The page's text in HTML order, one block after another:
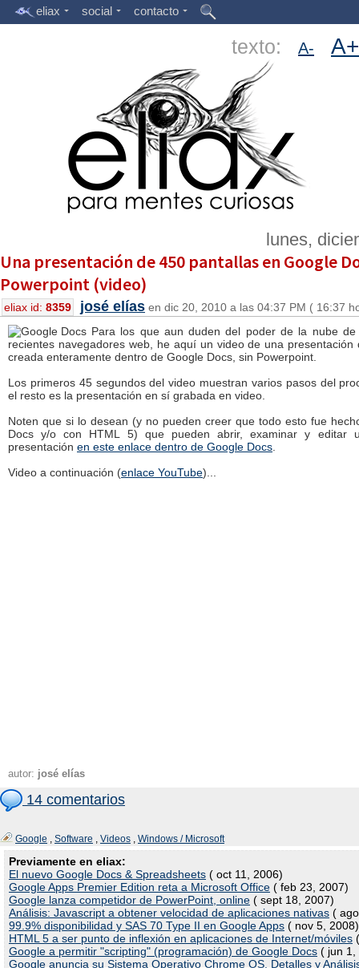
eliax social contacto
texto: A- A+
lunes,
Una presentación de 450 pantallas en Google
Powerpoint (video)
eliax id: 8359 josé elías en dic 20, 2010 a las 04:37 PM ( 16:37
Para los que aun duden del poder de la nube
recientes navegadores web, he aquí un video de una presentación
creada enteramente dentro de Google Docs, sin Powerpoint.
Los primeros 45 segundos del video muestran varios pasos del
el resto es la presentación en sí grabada en video.
Noten que si lo desean (y no pueden creer que todo esto fue
Docs y/o con HTML 5) que pueden abrir, examinar y editar
presentación en este enlace dentro de Google Docs
Video a continuación (enlace YouTube)...
autor: josé elías
14 comentarios
Google , Software , Videos , Windows / Microsoft
Previamente en eliax:
El nuevo Google Docs & Spreadsheets ( oct 11, 2006)
Google Apps Premier Edition reta a Microsoft Office ( feb 23, 2007)
Google lanza competidor de PowerPoint, online ( sept 18, 2007)
Análisis: Javascript a obtener velocidad de aplicaciones nativas (
99.9% disponibilidad y SAS 70 Type II en Google Apps ( nov 5, 2008)
HTML 5 a ser punto de inflexión en aplicaciones de Internet/móviles
Google a permitir "scripting" (programación) de Google Docs ( jun 1,
Google anuncia su Sistema Operativo Chrome OS. Detalles y